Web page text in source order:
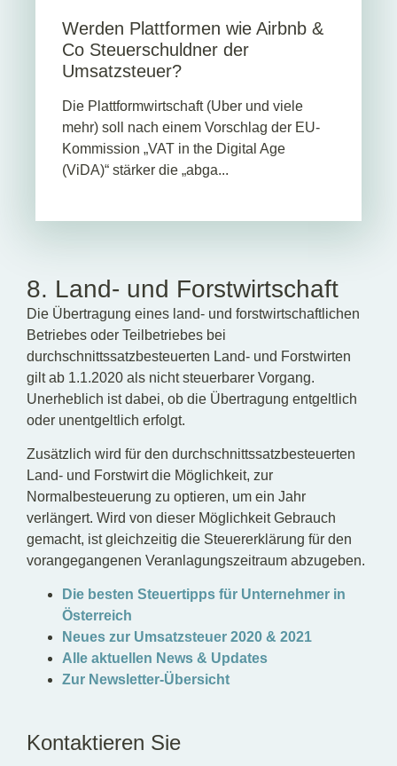
Werden Plattformen wie Airbnb &
Co Steuerschuldner der
Umsatzsteuer?
Die Plattformwirtschaft (Uber und viele
mehr) soll nach einem Vorschlag der EU-
Kommission „VAT in the Digital Age
(ViDA)“ stärker die „abga...
8. Land- und Forstwirtschaft
Die Übertragung eines land- und forstwirtschaftlichen
Betriebes oder Teilbetriebes bei
durchschnittssatzbesteuerten Land- und Forstwirten
gilt ab 1.1.2020 als nicht steuerbarer Vorgang.
Unerheblich ist dabei, ob die Übertragung entgeltlich
oder unentgeltlich erfolgt.
Zusätzlich wird für den durchschnittssatzbesteuerten
Land- und Forstwirt die Möglichkeit, zur
Normalbesteuerung zu optieren, um ein Jahr
verlängert. Wird von dieser Möglichkeit Gebrauch
gemacht, ist gleichzeitig die Steuererklärung für den
vorangegangenen Veranlagungszeitraum abzugeben.
Die besten Steuertipps für Unternehmer in
Österreich
Neues zur Umsatzsteuer 2020 & 2021
Alle aktuellen News & Updates
Zur Newsletter-Übersicht
Kontaktieren Sie